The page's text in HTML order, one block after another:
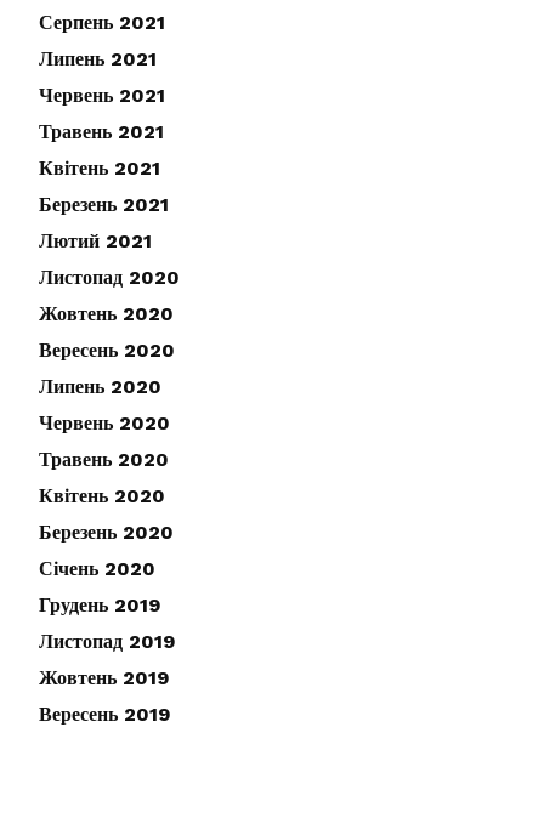
Серпень 2021
Липень 2021
Червень 2021
Травень 2021
Квітень 2021
Березень 2021
Лютий 2021
Листопад 2020
Жовтень 2020
Вересень 2020
Липень 2020
Червень 2020
Травень 2020
Квітень 2020
Березень 2020
Січень 2020
Грудень 2019
Листопад 2019
Жовтень 2019
Вересень 2019